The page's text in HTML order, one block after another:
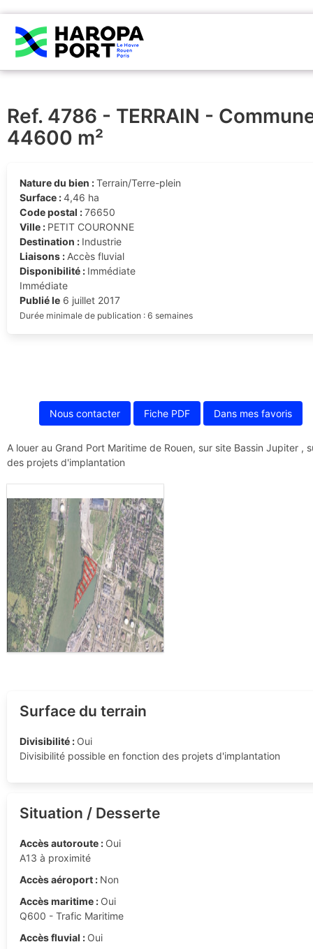
Ref. 4786 - TERRAIN -
44600 m²
Nature du bien :Terrain/Terre-plein
Surface :4,46 ha
Code postal :76650
Ville : PETIT COURONNE
Destination : Industrie
Liaisons : Accès fluvial
Disponibilité : Immédiate
Immédiate
Publié le6 juillet 2017
Durée minimale de publication : 6 semaines
Nous contacter Fiche PDF Dans mes favoris
A louer au Grand Port Maritime de Rouen, sur site Bassin Jupiter
des projets d'implantation
Surface du terrain
Divisibilité : Oui
Divisibilité possible en fonction des projets d'implantation
Situation / Desserte
Accès autoroute : Oui
A13 à proximité
Accès aéroport : Non
Accès maritime : Oui
Q600 - Trafic Maritime
Accès fluvial : Oui